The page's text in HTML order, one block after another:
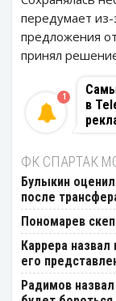
передумает из-
предложения
принял
в
1
ФК СПАРТАК
Булыкин
после
Пономарев
Каррера
его
Радимов